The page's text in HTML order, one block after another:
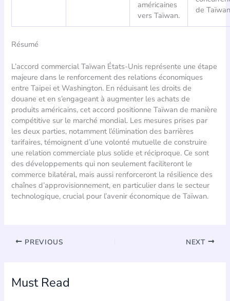
américaines
vers Taïwan.
de
Résumé
L’accord commercial Taïwan États-Unis représente une étape
majeure dans le renforcement des relations économiques
entre Taipei et Washington. En réduisant les droits de
douane et en s’engageant à augmenter les achats de
produits américains, cet accord positionne Taïwan de manière
compétitive sur le marché mondial. Les mesures prises par
les deux parties, notamment l’élimination des barrières
tarifaires, témoignent d’une volonté mutuelle de construire
une relation commerciale plus solide et réciproque. Ce sont
des développements qui non seulement faciliteront le
commerce bilatéral, mais aussi renforceront la résilience des
chaînes d’approvisionnement, en particulier dans le secteur
technologique, crucial pour l’avenir économique de Taïwan.
PREVIOUS NEXT
Must Read